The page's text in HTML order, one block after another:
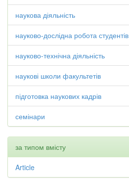
наукова діяльність
науково-дослідна робота студентів
науково-технічна діяльність
наукові школи факультетів
підготовка наукових кадрів
семінари
за типом вмісту
Article